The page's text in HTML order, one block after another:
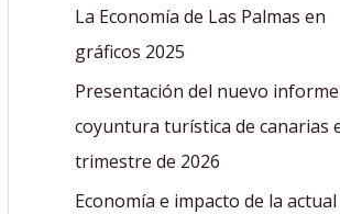
a
r
p
o
r
:
La Economía de Las Palmas en
gráficos 2025
Presentación del nuevo
coyuntura turística de canarias
trimestre de 2026
Economía e impacto de la actual